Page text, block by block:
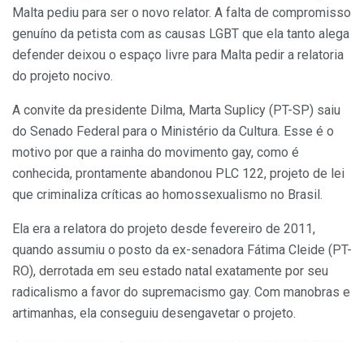
Malta pediu para ser o novo relator. A falta de compromisso
genuíno da petista com as causas LGBT que ela tanto alega
defender deixou o espaço livre para Malta pedir a relatoria
do projeto nocivo.
A convite da presidente Dilma, Marta Suplicy (PT-SP) saiu
do Senado Federal para o Ministério da Cultura. Esse é o
motivo por que a rainha do movimento gay, como é
conhecida, prontamente abandonou PLC 122, projeto de lei
que criminaliza críticas ao homossexualismo no Brasil.
Ela era a relatora do projeto desde fevereiro de 2011,
quando assumiu o posto da ex-senadora Fátima Cleide (PT-
RO), derrotada em seu estado natal exatamente por seu
radicalismo a favor do supremacismo gay. Com manobras e
artimanhas, ela conseguiu desengavetar o projeto.